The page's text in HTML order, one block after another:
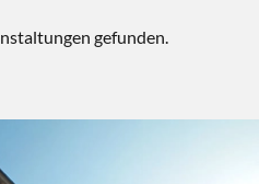
gefunden.